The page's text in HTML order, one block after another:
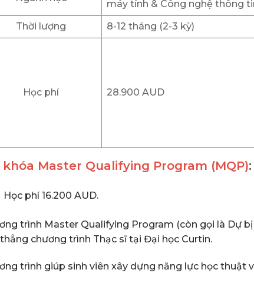
máy tính & Công nghệ thông
Thời lượng
8-12 tháng (2-3 kỳ)
Học phí 28.900 AUD
khóa Master Qualifying Program (MQP):
Học phí 16.200 AUD.
trình Master Qualifying Program (còn gọi là Dự
chương trình Thạc sĩ tại Đại học Curtin.
trình giúp sinh viên xây dựng năng lực học thuật